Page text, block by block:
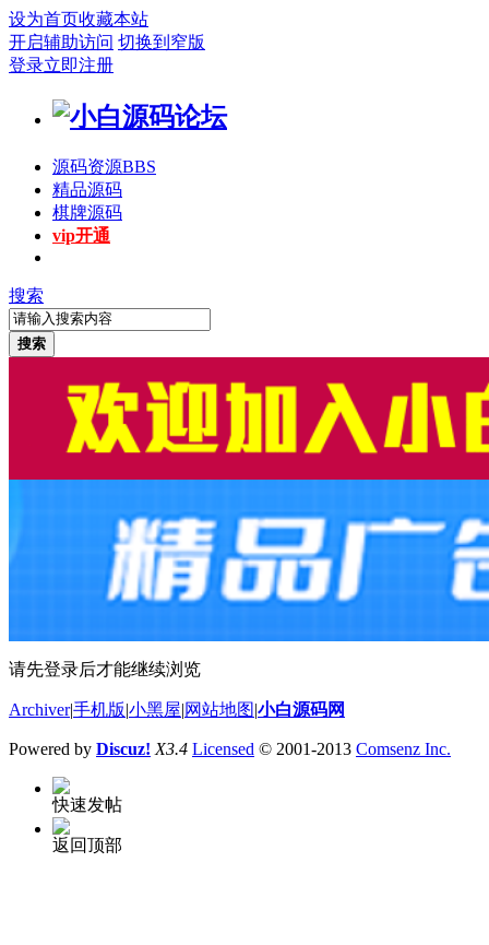
设为首页收藏本站
开启辅助访问 切换到窄版
登录立即注册
源码资源BBS
精品源码
棋牌源码
vip开通
搜索
搜索
请先登录后才能继续浏览
Archiver|手机版 小黑屋 网站地图 小白源码网
Powered by Discuz! X3.4 Licensed © 2001-2013 Comsenz Inc.
快速发帖
返回顶部